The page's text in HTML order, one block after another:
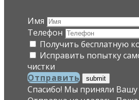
Имя
Телефон
Получить бесплатную
Исправить попытку
чистки
Отправить
Спасибо! Мы приняли Вашу